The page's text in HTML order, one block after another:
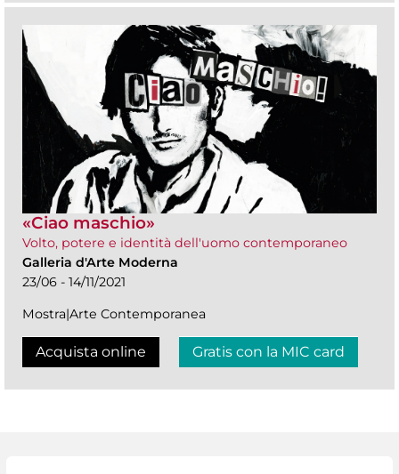
«Ciao maschio»
Volto, potere e identità dell'uomo contemporaneo
Galleria d'Arte Moderna
23/06 - 14/11/2021
Mostra|Arte Contemporanea
Acquista online Gratis con la MIC card